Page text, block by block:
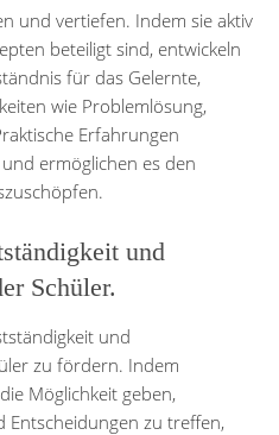
und vertiefen. Indem sie aktiv
beteiligt sind, entwickeln
für das Gelernte,
wie Problemlösung,
Erfahrungen
ermöglichen es den
und
Schüler.
und
zu fördern. Indem
Möglichkeit geben,
Entscheidungen zu treffen,